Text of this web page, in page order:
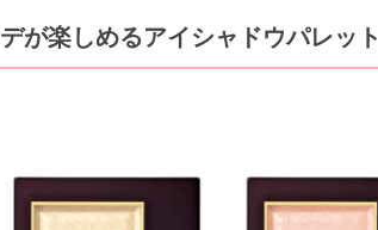
が楽しめるアイシャドウパレット